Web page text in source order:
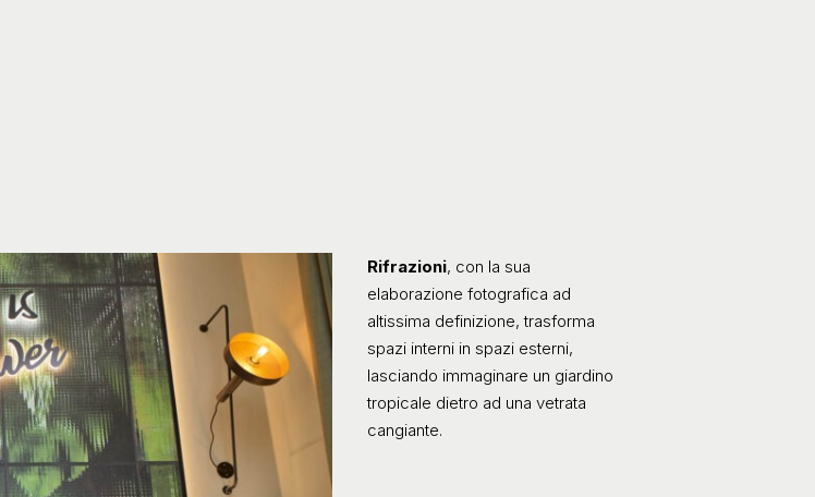
Rifrazioni, con la sua
elaborazione fotografica ad
altissima definizione, trasforma
spazi interni in spazi esterni,
lasciando immaginare un giardino
tropicale dietro ad una vetrata
cangiante.